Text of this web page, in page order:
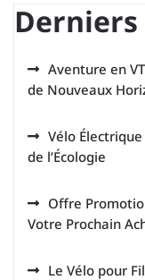
Derniers
Aventure en
de Nouveaux
Vélo
de l’Écologie
Offre
Votre Prochain
Le Vélo pour